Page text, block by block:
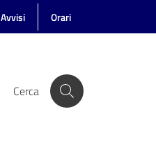
Avvisi Orari
Cerca